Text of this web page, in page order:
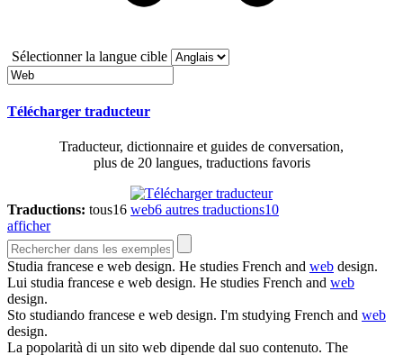
Sélectionner la langue cible
Télécharger traducteur
Traducteur, dictionnaire et guides de conversation,
plus de 20 langues, traductions favoris
Traductions: tous16 web6 autres traductions10
afficher
Studia francese e web design. He studies French and web design.
Lui studia francese e web design. He studies French and web
design.
Sto studiando francese e web design. I'm studying French and web
design.
La popolarità di un sito web dipende dal suo contenuto. The